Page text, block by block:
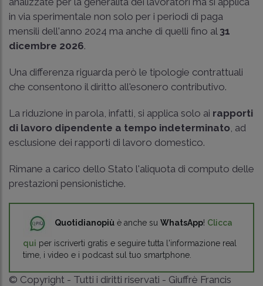
in via sperimentale non solo per i periodi di paga
mensili dell'anno 2024 ma anche di quelli fino al 31
dicembre 2026.
Una differenza riguarda però le tipologie contrattuali
che consentono il diritto all'esonero contributivo.
La riduzione in parola, infatti, si applica solo ai rapporti
di lavoro dipendente a tempo indeterminato , ad
esclusione dei rapporti di lavoro domestico.
Rimane a carico dello Stato l'aliquota di computo delle
prestazioni pensionistiche.
Quotidianopiù è anche su WhatsApp! Clicca
qui per iscriverti gratis e seguire tutta l'informazione real
time, i video e i podcast sul tuo smartphone.
© Copyright - Tutti i diritti riservati - Giuffrè Francis